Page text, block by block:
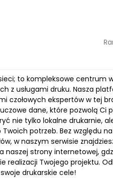
to kompleksowe centrum
z usługami druku. Nasza
ekspertów w tej
dane, które pozwolą Ci
nie tylko lokalne drukarnie,
potrzeb. Bez względu
w naszym serwisie
naszej strony internetowej,
Twojego projektu.
drukarskie cele!